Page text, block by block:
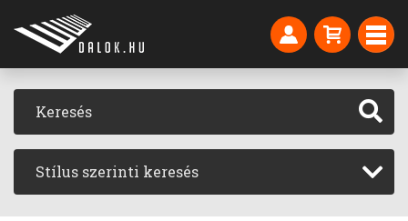
Stílus szerinti keresés